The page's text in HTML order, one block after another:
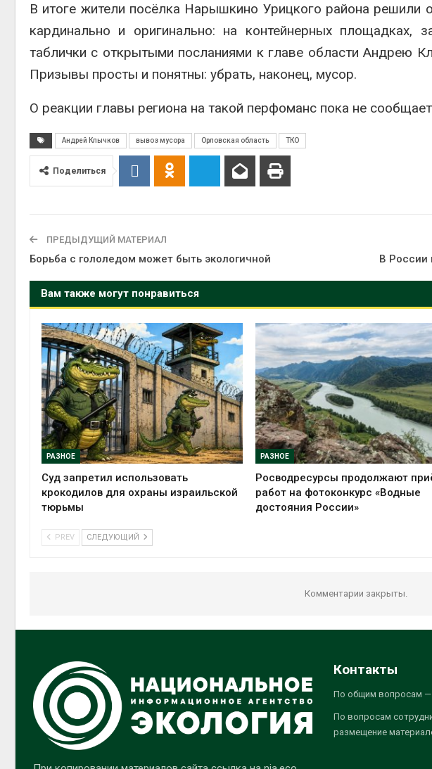
В итоге жители посёлка Нарышкино Урицкого района решили
кардинально и оригинально: на контейнерных площадках,
таблички с открытыми посланиями к главе области Андрею
Призывы просты и понятны: убрать, наконец, мусор.
О реакции главы региона на такой перфоманс пока не
Андрей Клычков вывоз мусора Орловская область ТКО
Поделиться
ПРЕДЫДУЩИЙ МАТЕРИАЛ
Борьба с гололедом может быть экологичной В России
Вам также могут понравиться
РАЗНОЕ
Суд запретил использовать
крокодилов для охраны израильской
тюрьмы
РАЗНОЕ
Росводресурсы продолжают
работ на фотоконкурс «Водные
достояния России»
PREV СЛЕДУЮЩИЙ
Комментарии закрыты.
летие
фестивалем
строительства
проверяют по
Авг 5, 2026
Контакты
По общим вопросам —
По вопросам
размещение